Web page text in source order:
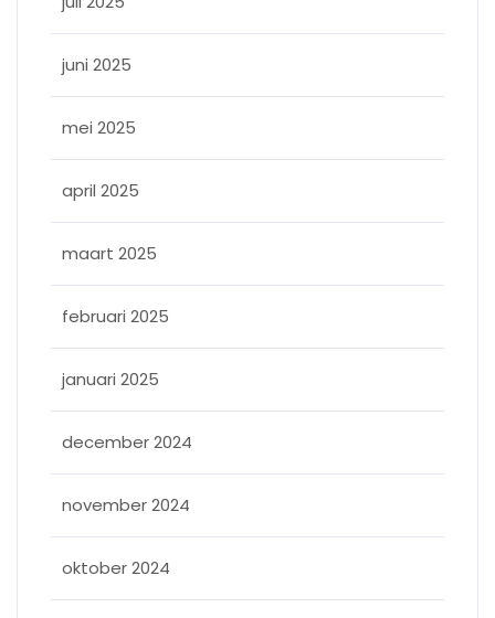
juni 2025
mei 2025
april 2025
maart 2025
februari 2025
januari 2025
december 2024
november 2024
oktober 2024